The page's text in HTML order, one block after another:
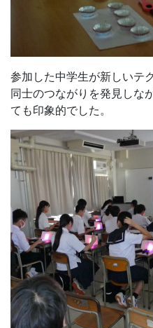
参加した中学生が新しいテ
同士のつながりを発見しな
ても印象的でした。